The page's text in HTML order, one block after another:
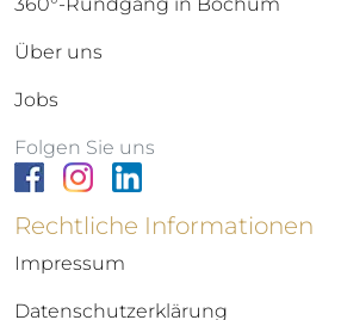
Über uns
Jobs
Folgen Sie uns
Rechtliche Informationen
Impressum
Datenschutzerklärung